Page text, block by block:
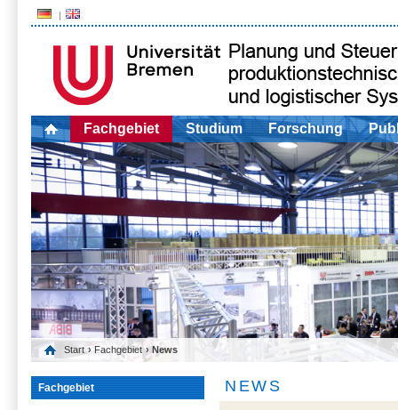
Fachgebiet Studium Forschung
Start › Fachgebiet › News
Fachgebiet NEWS